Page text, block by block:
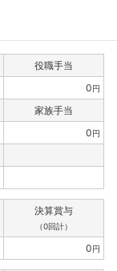
役職手当
0円
家族手当
0円
決算賞与
（0回計）
0円